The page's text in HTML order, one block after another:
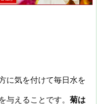
に気を付けて毎日水を
与えることです。 菊は